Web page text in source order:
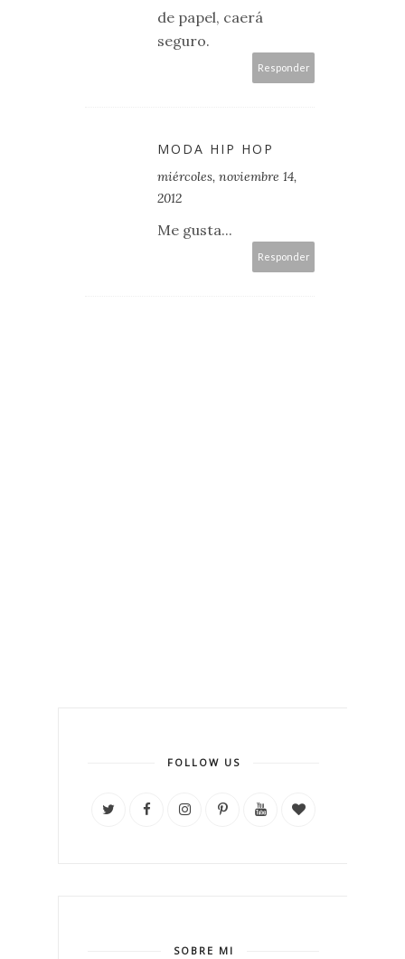
de papel, caerá
seguro.
Responder
MODA HIP HOP
miércoles, noviembre 14,
2012
Me gusta...
Responder
FOLLOW US
SOBRE MI